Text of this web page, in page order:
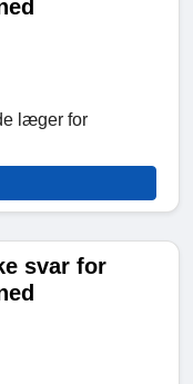
læger for
svar for